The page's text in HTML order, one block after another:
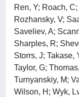
Ren, Y; Roach,
Rozhansky, V;
Saveliev, A;
Sharples, R;
Storrs, J; Takase,
Taylor, G;
Turnyanskiy, M;
Wilson, H; Wyk,